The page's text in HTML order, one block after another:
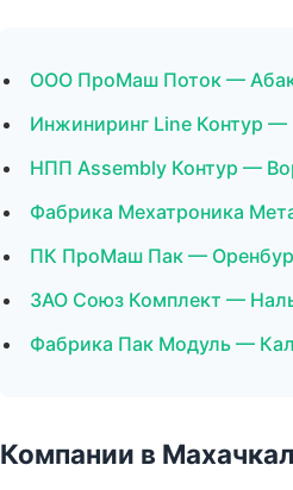
ООО ПроМаш Поток —
Инжиниринг Line Контур —
НПП Assembly Контур —
Фабрика Мехатроника
ПК ПроМаш Пак —
ЗАО Союз Комплект —
Фабрика Пак Модуль —
Компании в